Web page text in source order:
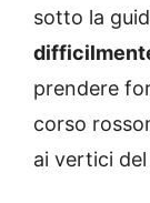
sotto la
prendere
corso
ai vertici